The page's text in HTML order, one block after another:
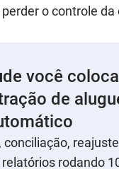
o controle da
você
de
conciliação,
rodando